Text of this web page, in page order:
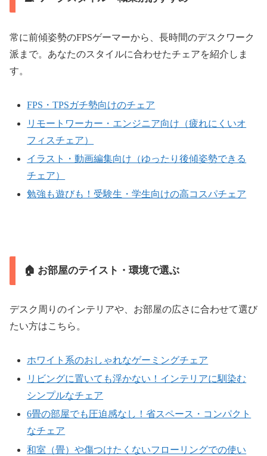
常に前傾姿勢のFPSゲーマーから、長時間のデスクワーク
派まで。あなたのスタイルに合わせたチェアを紹介しま
す。
FPS・TPSガチ勢向けのチェア
リモートワーカー・エンジニア向け（疲れにくいオ
フィスチェア）
イラスト・動画編集向け（ゆったり後傾姿勢できる
チェア）
勉強も遊びも！受験生・学生向けの高コスパチェア
🏠 お部屋のテイスト・環境で選ぶ
デスク周りのインテリアや、お部屋の広さに合わせて選び
たい方はこちら。
ホワイト系のおしゃれなゲーミングチェア
リビングに置いても浮かない！インテリアに馴染む
シンプルなチェア
6畳の部屋でも圧迫感なし！省スペース・コンパクト
なチェア
和室（畳）や傷つけたくないフローリングでの使い